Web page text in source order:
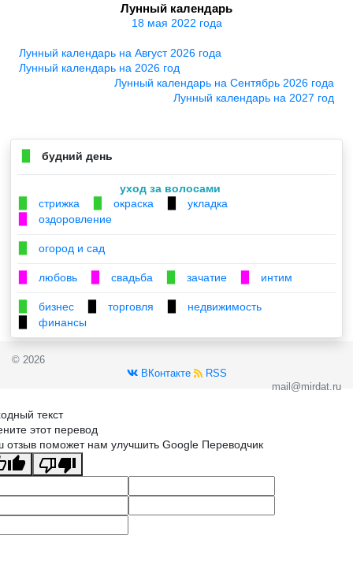
Лунный календарь
18 мая 2022 года
Лунный календарь на Август 2026 года
Лунный календарь на 2026 год
Лунный календарь на Сентябрь 2026 года
Лунный календарь на 2027 год
будний день
уход за волосами
стрижка окраска укладка
оздоровление
огород и сад
любовь свадьба зачатие интим
бизнес торговля недвижимость
финансы
© 2026
ВКонтакте
RSS
mail@mirdat.ru
текст
этот перевод
отзыв поможет нам улучшить Google Переводчик